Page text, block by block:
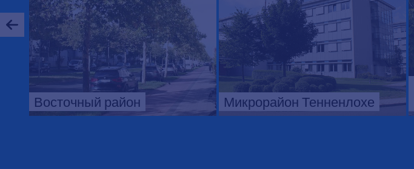
Восточный район Микрорайон Тенненлохе